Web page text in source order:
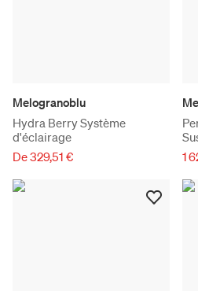
Melogranoblu
Hydra Berry Système
d'éclairage
De 329,51 €
1